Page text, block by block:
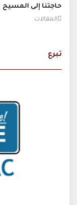
حاجتنا إلى المسيح
المقالات
تبرع